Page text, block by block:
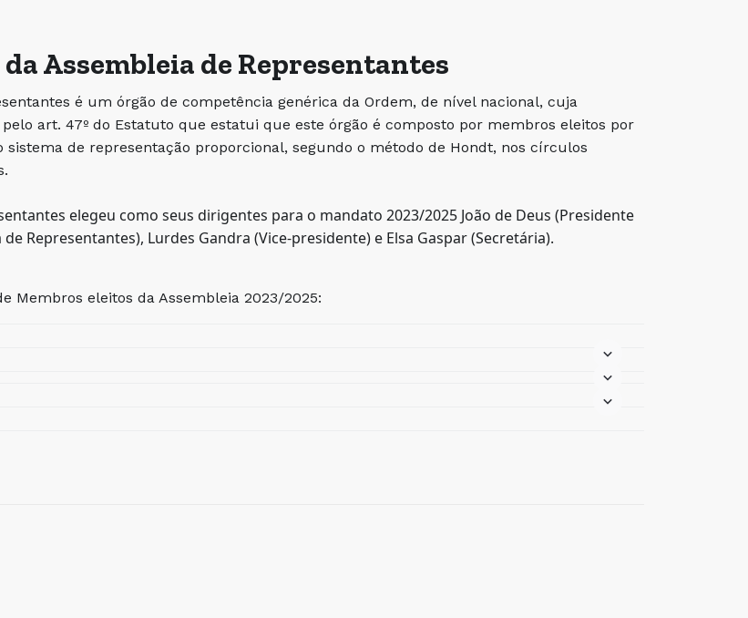
Assembleia de Representantes
é um órgão de competência genérica da Ordem, de nível nacional, cuja
art. 47º do Estatuto que estatui que este órgão é composto por membros eleitos por
sistema de representação proporcional, segundo o método de Hondt, nos círculos
elegeu como seus dirigentes para o mandato 2023/2025 João de Deus (Presidente
Representantes), Lurdes Gandra (Vice-presidente) e Elsa Gaspar (Secretária).
Membros eleitos da Assembleia 2023/2025: